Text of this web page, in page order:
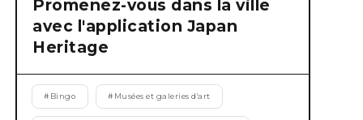
Promenez-vous dans la ville
avec l'application Japan
Heritage
# Bingo # Musées et galeries d'art